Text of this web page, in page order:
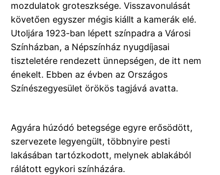
mozdulatok groteszksége. Visszavonulását
követően egyszer mégis kiállt a kamerák elé.
Utoljára 1923-ban lépett színpadra a Városi
Színházban, a Népszínház nyugdíjasai
tiszteletére rendezett ünnepségen, de itt nem
énekelt. Ebben az évben az Országos
Színészegyesület örökös tagjává avatta.
Agyára húzódó betegsége egyre erősödött,
szervezete legyengült, többnyire pesti
lakásában tartózkodott, melynek ablakából
rálátott egykori színházára.